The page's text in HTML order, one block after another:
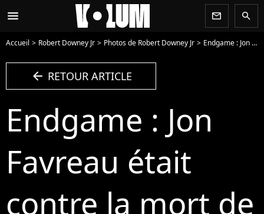
menu newsletter search
Accueil Robert Downey Jr Photos de Robert Downey Jr Endgame : Jon Favreau était contre la mort de Tony Stark - Photo
arrow_left RETOUR ARTICLE
Endgame : Jon
Favreau était
contre la mort de